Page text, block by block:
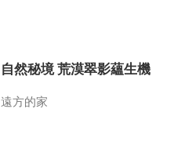
《文化十分》 20151020
自然秘境 荒漠翠影蘊生機
遠方的家